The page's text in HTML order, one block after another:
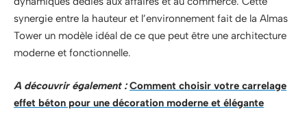
synergie entre la hauteur et l’environnement fait de la Almas
Tower un modèle idéal de ce que peut être une architecture
moderne et fonctionnelle.
A découvrir également : Comment choisir votre carrelage
effet béton pour une décoration moderne et élégante